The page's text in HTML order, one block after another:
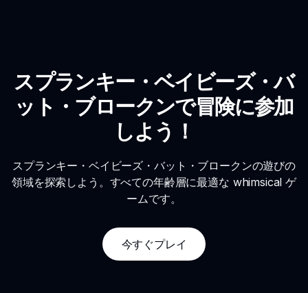
スプランキー・ベイビーズ・バ
ット・ブロークンで冒険に参加
しよう！
スプランキー・ベイビーズ・バット・ブロークンの遊びの
領域を探索しよう。すべての年齢層に最適な whimsical ゲ
ームです。
今すぐプレイ